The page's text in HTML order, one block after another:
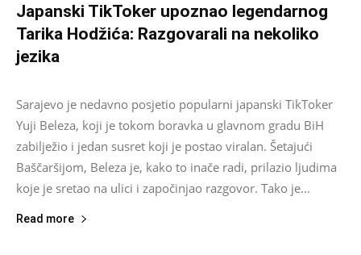
Japanski TikToker upoznao legendarnog
Tarika Hodžića: Razgovarali na nekoliko
jezika
Salim D. -
Sarajevo je nedavno posjetio popularni japanski TikToker
Yuji Beleza, koji je tokom boravka u glavnom gradu BiH
zabilježio i jedan susret koji je postao viralan. Šetajući
Baščaršijom, Beleza je, kako to inače radi, prilazio ljudima
koje je sretao na ulici i započinjao razgovor. Tako je...
Read more